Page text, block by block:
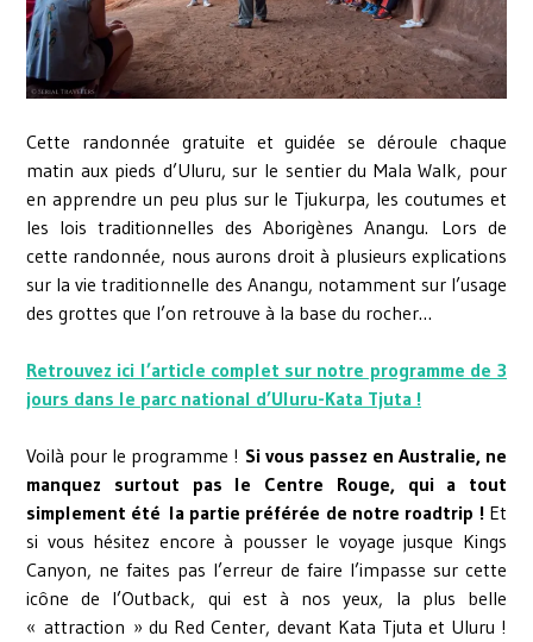
Cette randonnée gratuite et guidée se déroule chaque
matin aux pieds d’Uluru, sur le sentier du Mala Walk, pour
en apprendre un peu plus sur le Tjukurpa, les coutumes et
les lois traditionnelles des Aborigènes Anangu. Lors de
cette randonnée, nous aurons droit à plusieurs explications
sur la vie traditionnelle des Anangu, notamment sur l’usage
des grottes que l’on retrouve à la base du rocher…
Retrouvez ici l’article complet sur notre programme de 3
jours dans le parc national d’Uluru-Kata Tjuta !
Voilà pour le programme ! Si vous passez en Australie, ne
manquez surtout pas le Centre Rouge, qui a tout
simplement été la partie préférée de notre roadtrip !Et
si vous hésitez encore à pousser le voyage jusque Kings
Canyon, ne faites pas l’erreur de faire l’impasse sur cette
icône de l’Outback, qui est à nos yeux, la plus belle
« attraction » du Red Center, devant Kata Tjuta et Uluru !